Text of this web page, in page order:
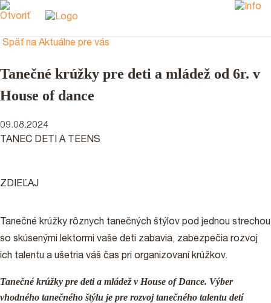
Späť na Aktuálne pre vás
Tanečné krúžky pre deti a mládež od 6r. v
House of dance
09.08.2024
TANEC DETI A TEENS
ZDIEĽAJ
Tanečné krúžky rôznych tanečných štýlov pod jednou strechou
so skúsenými lektormi vaše deti zabavia, zabezpečia rozvoj
ich talentu a ušetria váš čas pri organizovaní krúžkov.
Tanečné krúžky pre deti a mládež v House of Dance. Výber
vhodného tanečného štýlu je pre rozvoj tanečného talentu detí